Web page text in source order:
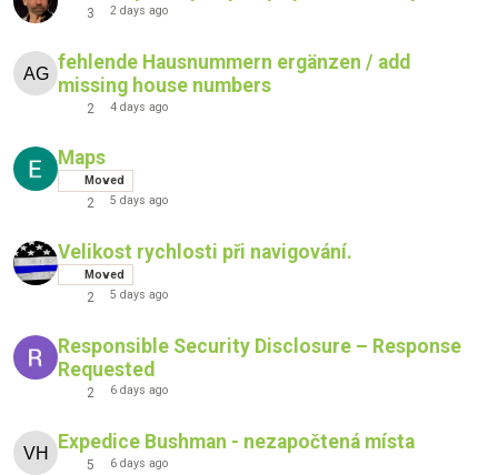
3 2 days ago
fehlende Hausnummern ergänzen / add
missing house numbers
2 4 days ago
Maps
Moved
2 5 days ago
Velikost rychlosti při navigování.
Moved
2 5 days ago
Responsible Security Disclosure – Response
Requested
2 6 days ago
Expedice Bushman - nezapočtená místa
5 6 days ago